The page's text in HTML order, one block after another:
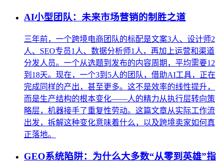
AI小型团队：未来市场营销的制胜之道
三年前，一个跨境电商团队的标配是文案3人、设计师2
人、SEO专员1人、数据分析师1人，再加上运营和渠道
分发人员。一个从选题到发布的内容周期，平均需要12
到18天。现在，一个3到5人的团队，借助AI工具，正在
完成同样的产出，甚至更多。这不是效率的线性提升，
而是生产结构的根本变化——人的精力从执行层转向策
略层，机器接手了重复性劳动。这篇文章从实际工作流
出发，拆解这种变化意味着什么，以及跨境卖家如何真
正落地。
GEO系统陷阱：为什么大多数“从零到英雄”指